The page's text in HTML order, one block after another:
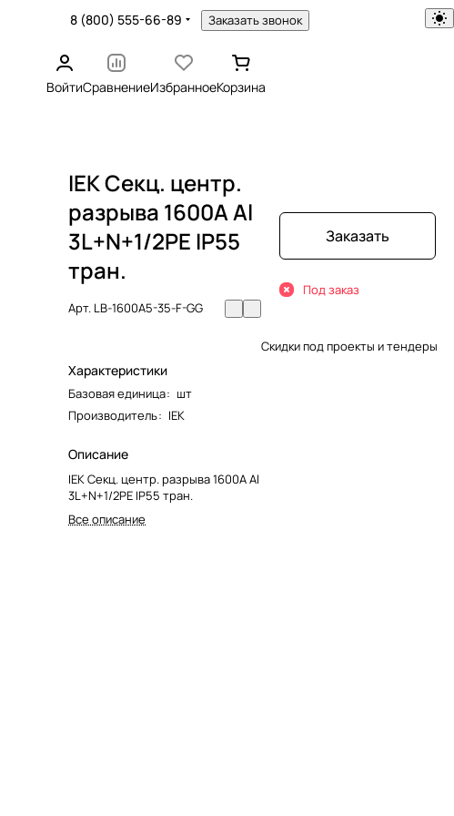
8 (800) 555-66-89 Заказать звонок
ВойтиСравнениеИзбранноеКорзина
IEK Секц. центр.
разрыва 1600А Al
3L+N+1/2PE IP55
тран.
Арт. LB-1600A5-35-F-GG
Характеристики
Базовая единица: шт
Производитель: IEK
Описание
IEK Секц. центр. разрыва 1600А Al
3L+N+1/2PE IP55 тран.
Все описание
Заказать
Под заказ
Скидки под проекты и тендеры